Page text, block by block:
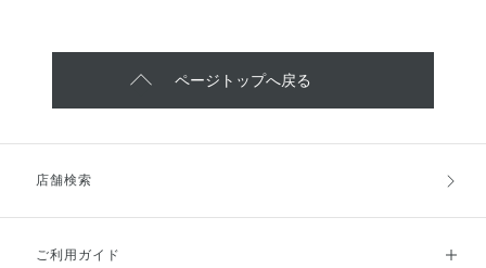
ページトップへ戻る
店舗検索
ご利用ガイド